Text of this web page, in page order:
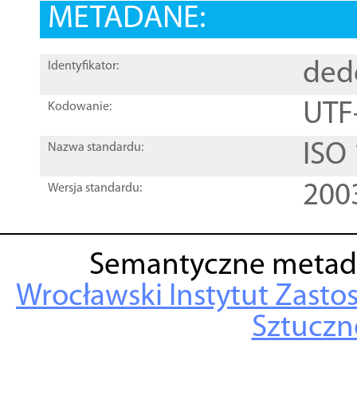
METADANE:
Identyfikator:
Kodowanie:
Nazwa standardu:
Wersja standardu:
Semantyczne
Wrocławski Instytut